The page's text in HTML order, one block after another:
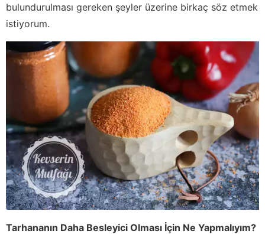
bulundurulması gereken şeyler üzerine birkaç söz etmek
istiyorum.
Tarhananın Daha Besleyici Olması İçin Ne Yapmalıyım?